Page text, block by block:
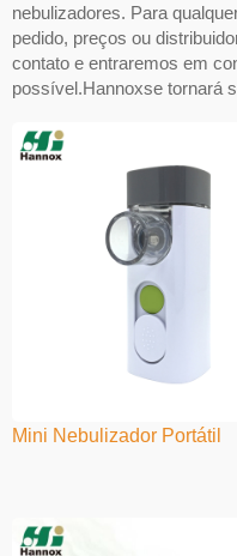
nebulizadores. Para
pedido, preços ou
contato e entraremos em
possível.Hannoxse tornará
Mini Nebulizador Portátil